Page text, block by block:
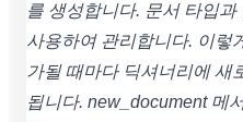
를 생성합니다. 문서 타입
사용하여 관리합니다. 이렇
가될 때마다 딕셔너리에 새
됩니다. new_document 메